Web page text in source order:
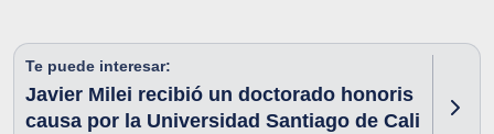
Te puede interesar:
Javier Milei recibió un doctorado honoris
causa por la Universidad Santiago de Cali